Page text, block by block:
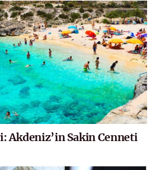
Akdeniz’in Sakin Cenneti